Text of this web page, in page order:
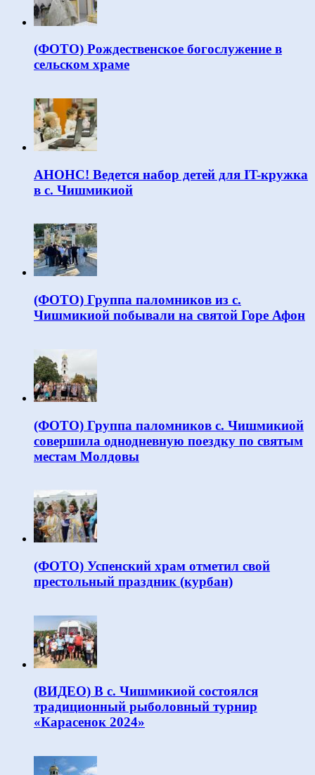
(ФОТО) Рождественское богослужение в
сельском храме
АНОНС! Ведется набор детей для IT-кружка
в с. Чишмикиой
(ФОТО) Группа паломников из с.
Чишмикиой побывали на святой Горе Афон
(ФОТО) Группа паломников с. Чишмикиой
совершила однодневную поездку по святым
местам Молдовы
(ФОТО) Успенский храм отметил свой
престольный праздник (курбан)
(ВИДЕО) В с. Чишмикиой состоялся
традиционный рыболовный турнир
«Карасенок 2024»